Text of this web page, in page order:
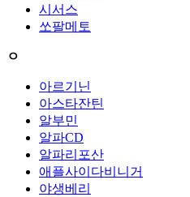
시서스
쏘팔메토
ㅇ
아르기닌
아스타잔틴
알부민
알파CD
알파리포산
애플사이다비니거
야생베리